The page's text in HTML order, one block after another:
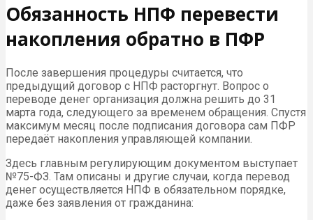
Обязанность НПФ перевести
накопления обратно в ПФР
После завершения процедуры считается, что
предыдущий договор с НПФ расторгнут. Вопрос о
переводе денег организация должна решить до 31
марта года, следующего за временем обращения. Спустя
максимум месяц после подписания договора сам ПФР
передаёт накопления управляющей компании.
Здесь главным регулирующим документом выступает
№75-ФЗ. Там описаны и другие случаи, когда перевод
денег осуществляется НПФ в обязательном порядке,
даже без заявления от гражданина: